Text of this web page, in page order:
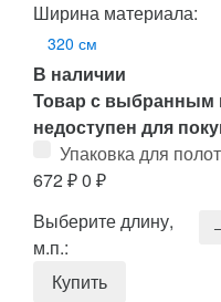
Ширина материала:
320 см
В наличии
Товар с выбранным
недоступен для
Упаковка для
672₽0 ₽
Выберите длину,
м.п.: